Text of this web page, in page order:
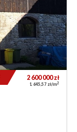
2 600 000zł
1 645,57 zł/m2